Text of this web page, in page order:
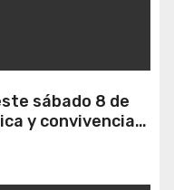
sábado 8 de
y convivencia